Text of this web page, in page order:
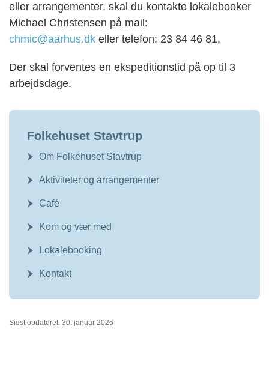
eller arrangementer, skal du kontakte lokalebooker
Michael Christensen på mail:
chmic@aarhus.dk eller telefon: 23 84 46 81.
Der skal forventes en ekspeditionstid på op til 3
arbejdsdage.
Folkehuset Stavtrup
Om Folkehuset Stavtrup
Aktiviteter og arrangementer
Café
Kom og vær med
Lokalebooking
Kontakt
Sidst opdateret: 30. januar 2026